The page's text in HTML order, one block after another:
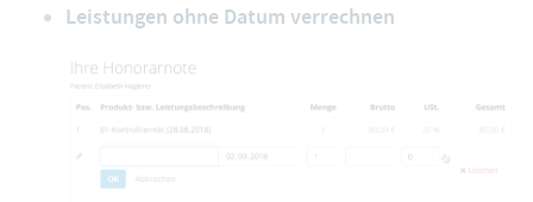
Leistungen ohne Datum verrechnen